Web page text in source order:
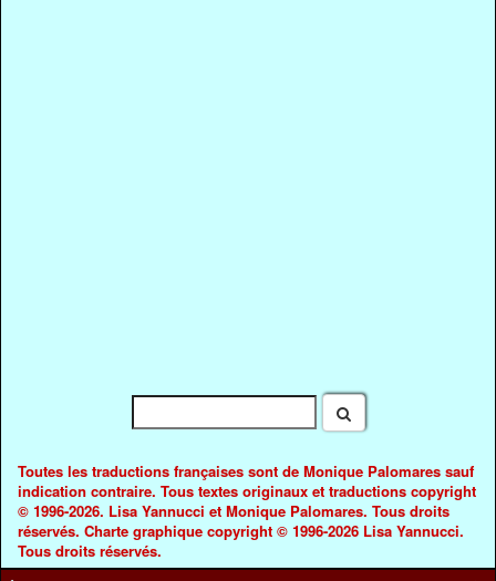
Toutes les traductions françaises sont de Monique Palomares sauf
indication contraire. Tous textes originaux et traductions copyright
© 1996-2026. Lisa Yannucci et Monique Palomares. Tous droits
réservés. Charte graphique copyright © 1996-2026 Lisa Yannucci.
Tous droits réservés.